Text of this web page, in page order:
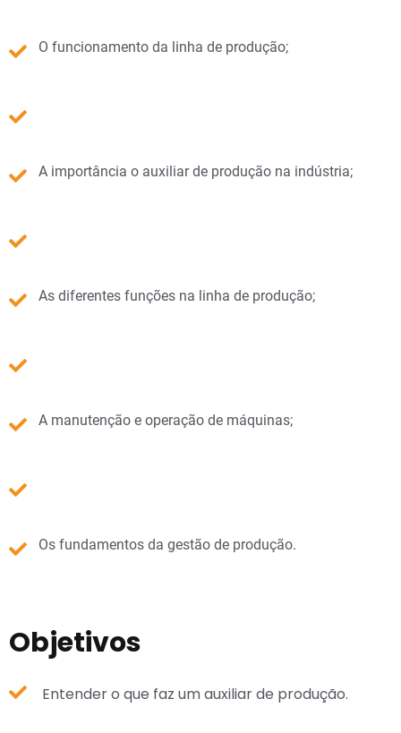
O funcionamento da linha de produção;
A importância o auxiliar de produção na indústria;
As diferentes funções na linha de produção;
A manutenção e operação de máquinas;
Os fundamentos da gestão de produção.
Objetivos
Entender o que faz um auxiliar de produção.